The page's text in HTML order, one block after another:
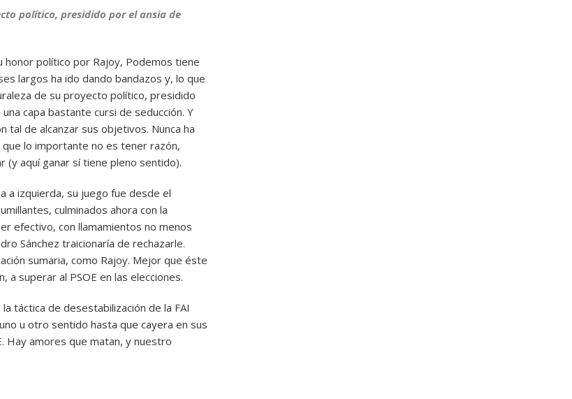
político, presidido por el ansia de
honor político por Rajoy, Podemos tiene
largos ha ido dando bandazos y, lo que
de su proyecto político, presidido
capa bastante cursi de seducción. Y
tal de alcanzar sus objetivos. Nunca ha
lo importante no es tener razón,
(y aquí ganar sí tiene pleno sentido).
a izquierda, su juego fue desde el
culminados ahora con la
efectivo, con llamamientos no menos
Sánchez traicionaría de rechazarle.
sumaria, como Rajoy. Mejor que éste
a superar al PSOE en las elecciones.
táctica de desestabilización de la FAI
u otro sentido hasta que cayera en sus
Hay amores que matan, y nuestro